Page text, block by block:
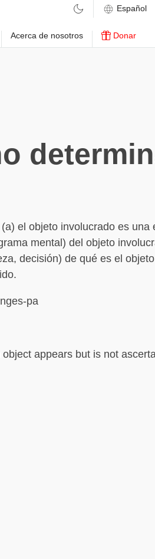
Acerca de nosotros Donar
el objeto involucrado es una
mental) del objeto
decisión) de qué es el
pa
appears but is not